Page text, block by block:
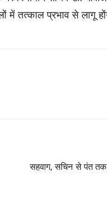
में तत्काल प्रभाव से लागू
सहवाग, सचिन से पंत